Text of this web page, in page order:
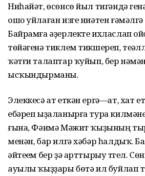
Ниһайәт, өсөнсө йыл тигәндә
ошо уйлаған изге ниәтен
Байрамға әҙерлекте ихласлап
төйәгенә тиклем тикшереп,
ҡәтғи талаптар ҡуйып, бер
ысҡындырманы.
Элеккесә ат еткән ергә—ат, хат
ебәреп ыҙаланырға тура
ғына, Фәимә Мәжит ҡыҙының
менән, бар илгә хәбәр һалдыҡ.
әйтеүем бер ҙә арттырыу түгел.
ауылы ҡыҙҙары бөтә ил буйлап